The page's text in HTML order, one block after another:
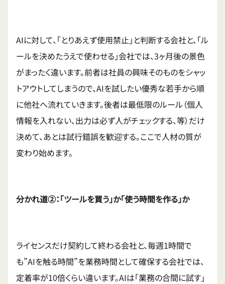
AIに対して、「とりあえず使用禁止」と判断する会社と、「ル
ールを決めたうえで使わせる」会社では、3ヶ月後の景色
がまったく違います。前者は社員の興味そのものをシャッ
トアウトしてしまうので、AIを試したい優秀な若手から順
に他社へ流れていきます。後者は最低限のルール（個人
情報を入れない、出力は必ず人がチェックする、等）だけ
決めて、あとは試行錯誤を歓迎する。ここで人材の質が
変わり始めます。
分かれ道②：「ツールを買う」か「使う時間を作る」か
ライセンスだけ契約して終わる会社と、毎週1時間で
も”AIを触る時間”を業務時間として確保する会社では、
定着率が10倍くらい違います。AIは「業務の合間に試す」